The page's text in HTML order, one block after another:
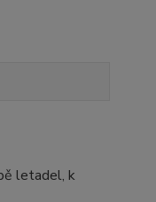
letadel, k